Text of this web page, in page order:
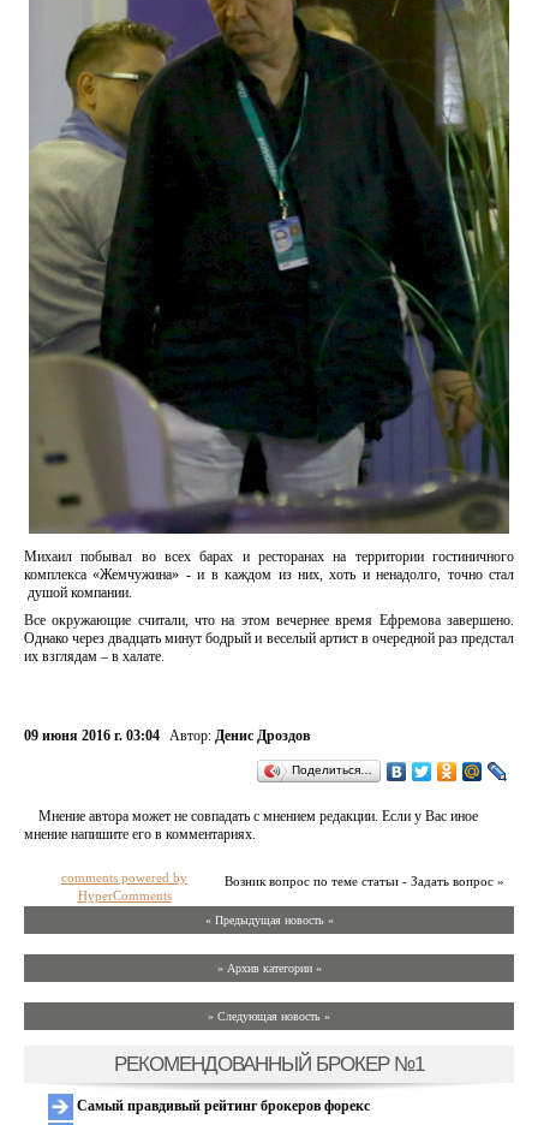
Михаил побывал во всех барах и ресторанах на территории гостиничного
комплекса «Жемчужина» - и в каждом из них, хоть и ненадолго, точно стал
душой компании.
Все окружающие считали, что на этом вечернее время Ефремова завершено.
Однако через двадцать минут бодрый и веселый артист в очередной раз предстал
их взглядам – в халате.
09 июня 2016 г. 03:04 Автор: Денис Дроздов
Поделиться…
Мнение автора может не совпадать с мнением редакции. Если у Вас иное
мнение напишите его в комментариях.
Возник вопрос по теме статьи - Задать вопрос »
comments powered by
HyperComments
« Предыдущая новость «
» Архив категории «
» Следующая новость »
РЕКОМЕНДОВАННЫЙ БРОКЕР №1
Самый правдивый рейтинг брокеров форекс